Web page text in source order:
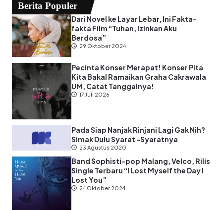
Berita Populer
Dari Novel ke Layar Lebar, Ini Fakta-
fakta Film “Tuhan, Izinkan Aku
Berdosa”
29 Oktober 2024
Pecinta Konser Merapat! Konser Pita
Kita Bakal Ramaikan Graha Cakrawala
UM, Catat Tanggalnya!
17 Juli 2026
Pada Siap Nanjak Rinjani Lagi Gak Nih?
Simak Dulu Syarat -Syaratnya
23 Agustus 2020
Band Sophisti-pop Malang, Velco, Rilis
Single Terbaru “I Lost Myself the Day I
Lost You”
24 Oktober 2024